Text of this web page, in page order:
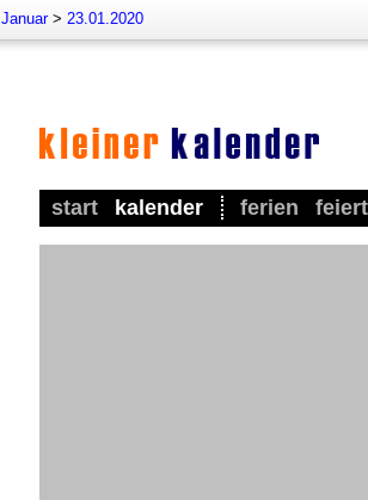
Januar> 23.01.2020
start kalender ferien